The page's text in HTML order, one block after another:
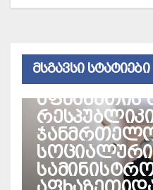
ᲛᲡᲒᲐᲕᲡᲘ ᲡᲢᲐᲢᲘᲔᲑᲘ
აფხაზეთის
სოციალური